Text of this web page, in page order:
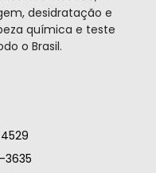
desidratação e
química e teste
o Brasil.
3635